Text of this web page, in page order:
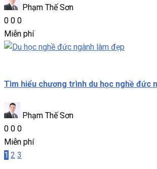
Phạm Thế Sơn
0 0 0
Miễn phí
Tìm hiểu chương trình du học nghề đức
Phạm Thế Sơn
0 0 0
Miễn phí
1 2 3